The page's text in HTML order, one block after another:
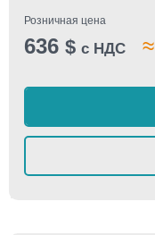
Розничная цена
636 $ с НДС ≈